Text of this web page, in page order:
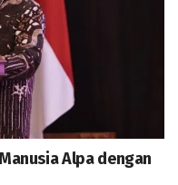
Alpa dengan